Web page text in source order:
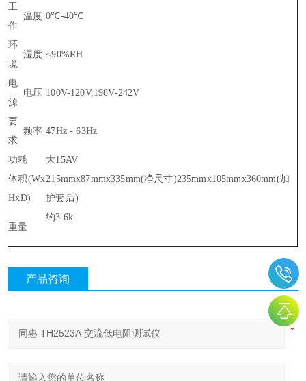
工
作
环
境
温度 0℃-40℃
湿度 ≤90%RH
电
源
要
求
电压 100V-120V,198V-242V
频率 47Hz - 63Hz
功耗
大15AV
体积(Wx
HxD)
215mmx87mmx335mm(净尺寸)235mmx105mmx360mm(加
护套后)
重量
约3.6k
产品咨询